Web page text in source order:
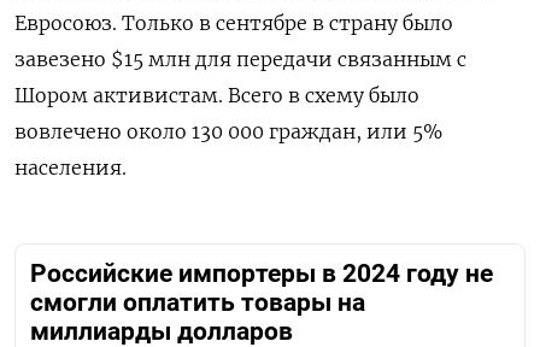
Евросоюз. Только в сентябре в страну было
завезено $15 млн для передачи связанным с
Шором активистам. Всего в схему было
вовлечено около 130 000 граждан, или 5%
населения.
Российские импортеры в 2024 году не
смогли оплатить товары на
миллиарды долларов